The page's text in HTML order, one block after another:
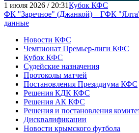
1 июля 2026 / 20:31Кубок КФС
ФК "Заречное" (Джанкой) – ГФК
данные
Новости КФС
Чемпионат Премьер-лиги КФС
Кубок КФС
Судейские назначения
Протоколы матчей
Постановления Президиума КФС
Решения КДК КФС
Решения АК КФС
Решения и постановления
Дисквалификации
Новости крымского футбола